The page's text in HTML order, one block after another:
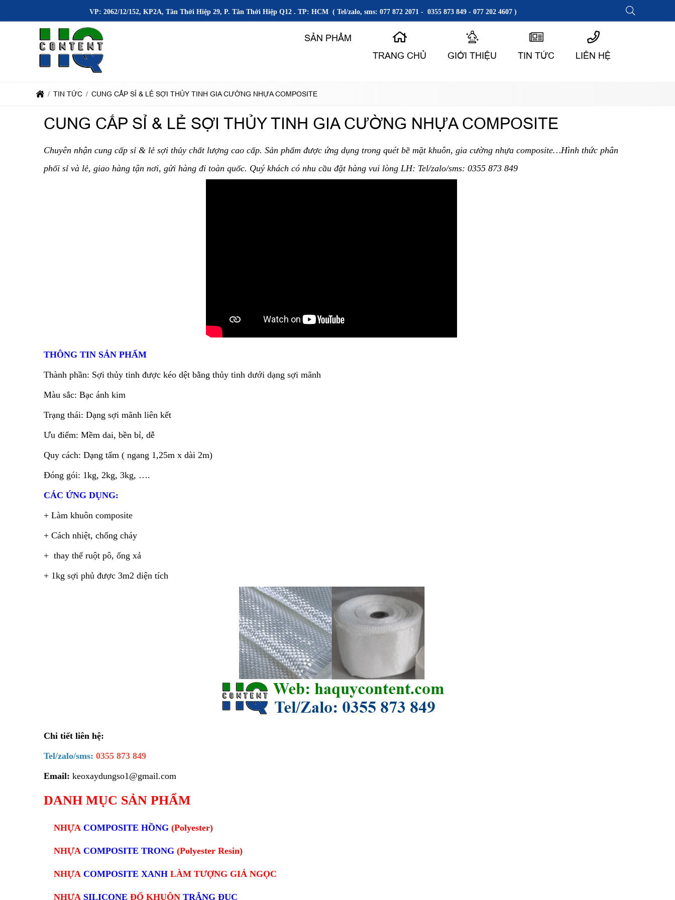
VP: 2062/12/152, KP2A, Tân Thới Hiệp 29, P. Tân Thới Hiệp Q12 . TP: HCM ( Tel/zalo, sms: 077 872 2071 - 0355 873 849 - 077 202 4607 )
SẢN PHẨM
TRANG CHỦ
GIỚI THIỆU TIN TỨC LIÊN HỆ
TIN TỨC CUNG CẤP SỈ & LẺ SỢI THỦY TINH GIA CƯỜNG NHỰA COMPOSITE
CUNG CẤP SỈ & LẺ SỢI THỦY TINH GIA CƯỜNG NHỰA COMPOSITE
Chuyên nhận cung cấp sỉ & lẻ sợi thủy chất lượng cao cấp. Sản phẩm được ứng dụng trong quét bề mặt khuôn, gia cường nhựa composite…Hình thức phân
phối sỉ và lẻ, giao hàng tận nơi, gửi hàng đi toàn quốc. Quý khách có nhu cầu đặt hàng vui lòng LH: Tel/zalo/sms: 0355 873 849
THÔNG TIN SẢN PHẨM
Thành phần: Sợi thủy tinh được kéo dệt bằng thủy tinh dưới dạng sợi mãnh
Màu sắc: Bạc ánh kim
Trạng thái: Dạng sợi mãnh liên kết
Ưu điểm: Mềm dai, bền bỉ, dễ
Quy cách: Dạng tấm ( ngang 1,25m x dài 2m)
Đóng gói: 1kg, 2kg, 3kg, ….
CÁC ỨNG DỤNG:
+ Làm khuôn composite
+ Cách nhiệt, chống cháy
+ thay thế ruột pô, ống xả
+ 1kg sợi phủ được 3m2 diện tích
Chi tiết liên hệ:
Tel/zalo/sms: 0355 873 849
Email: keoxaydungso1@gmail.com
DANH MỤC SẢN PHẨM
NHỰA COMPOSITE HỒNG (Polyester)
NHỰA COMPOSITE TRONG (Polyester Resin)
NHỰA COMPOSITE XANH LÀM TƯỢNG GIẢ NGỌC
NHỰA SILICONE ĐỔ KHUÔN TRẮNG ĐỤC